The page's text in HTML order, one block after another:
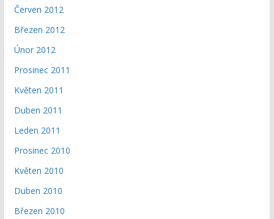
Červen 2012
Březen 2012
Únor 2012
Prosinec 2011
Květen 2011
Duben 2011
Leden 2011
Prosinec 2010
Květen 2010
Duben 2010
Březen 2010